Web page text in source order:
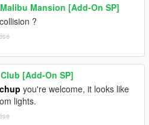
Mansion [Add-On SP]
?
[Add-On SP]
you're welcome, it looks like
lights.